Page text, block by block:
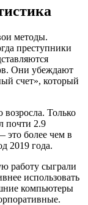
методы.
преступники
Они убеждают
счет», который
Только
почти 2.9
более чем в
2019 года.
работу сыграли
использовать
компьютеры